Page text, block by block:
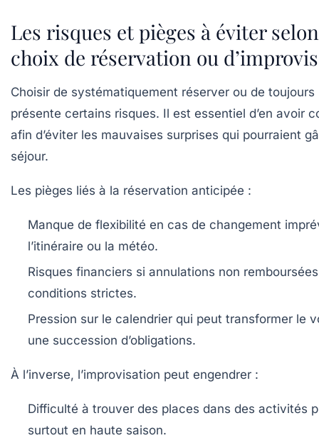
Les risques et pièges à éviter
choix de réservation ou
Choisir de systématiquement réserver ou de toujours
présente certains risques. Il est essentiel d’en avoir
afin d’éviter les mauvaises surprises qui pourraient
séjour.
Les pièges liés à la réservation anticipée :
Manque de flexibilité en cas de changement
l’itinéraire ou la météo.
Risques financiers si annulations non
conditions strictes.
Pression sur le calendrier qui peut transformer le
une succession d’obligations.
À l’inverse, l’improvisation peut engendrer :
Difficulté à trouver des places dans des activités
surtout en haute saison.